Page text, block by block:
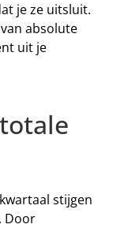
je ze uitsluit.
absolute
uit je
stijgen
Door